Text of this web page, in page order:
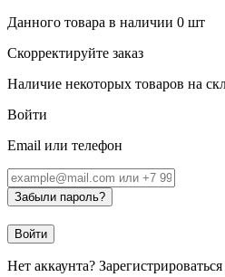
Данного товара в наличии 0 шт
Скорректируйте заказ
Наличие некоторых товаров на
Войти
Email или телефон
Забыли пароль?
Войти
Нет аккаунта? Зарегистрироваться